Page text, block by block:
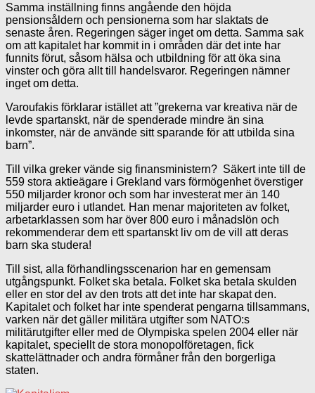
Samma inställning finns angående den höjda
pensionsåldern och pensionerna som har slaktats de
senaste åren. Regeringen säger inget om detta. Samma sak
om att kapitalet har kommit in i områden där det inte har
funnits förut, såsom hälsa och utbildning för att öka sina
vinster och göra allt till handelsvaror. Regeringen nämner
inget om detta.
Varoufakis förklarar istället att ”grekerna var kreativa när de
levde spartanskt, när de spenderade mindre än sina
inkomster, när de använde sitt sparande för att utbilda sina
barn”.
Till vilka greker vände sig finansministern? Säkert inte till de
559 stora aktieägare i Grekland vars förmögenhet överstiger
550 miljarder kronor och som har investerat mer än 140
miljarder euro i utlandet. Han menar majoriteten av folket,
arbetarklassen som har över 800 euro i månadslön och
rekommenderar dem ett spartanskt liv om de vill att deras
barn ska studera!
Till sist, alla förhandlingsscenarion har en gemensam
utgångspunkt. Folket ska betala. Folket ska betala skulden
eller en stor del av den trots att det inte har skapat den.
Kapitalet och folket har inte spenderat pengarna tillsammans,
varken när det gäller militära utgifter som NATO:s
militärutgifter eller med de Olympiska spelen 2004 eller när
kapitalet, speciellt de stora monopolföretagen, fick
skattelättnader och andra förmåner från den borgerliga
staten.